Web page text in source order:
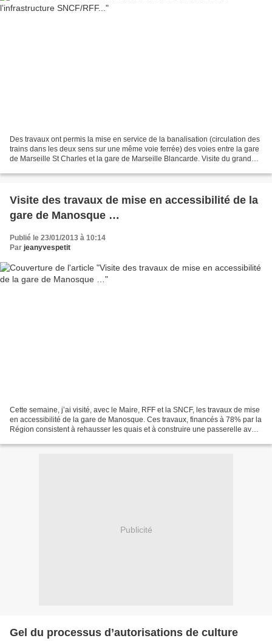
Des travaux ont permis la mise en service de la banalisation (circulation des
trains dans les deux sens sur une même voie ferrée) des voies entre la gare
de Marseille St Charles et la gare de Marseille Blancarde. Visite du grand
Visite des travaux de mise en accessibilité de la
gare de Manosque …
Publié le 23/01/2013 à 10:14
Par jeanyvespetit
Cette semaine, j’ai visité, avec le Maire, RFF et la SNCF, les travaux de mise
en accessibilité de la gare de Manosque. Ces travaux, financés à 78% par la
Région consistent à rehausser les quais et à construire une passerelle avec
Publicité
Gel du processus d’autorisations de culture